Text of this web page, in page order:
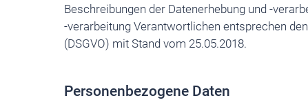
Beschreibungen der Datenerhebung und -
-verarbeitung Verantwortlichen entsprechen
(DSGVO) mit Stand vom 25.05.2018.
Personenbezogene Daten